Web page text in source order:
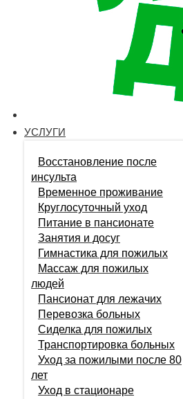
УСЛУГИ
Восстановление после
инсульта
Временное проживание
Круглосуточный уход
Питание в пансионате
Занятия и досуг
Гимнастика для пожилых
Массаж для пожилых
людей
Пансионат для лежачих
Перевозка больных
Сиделка для пожилых
Транспортировка больных
Уход за пожилыми после 80
лет
Уход в стационаре
Режим работы:
Почта: info@za-zabotu.ru